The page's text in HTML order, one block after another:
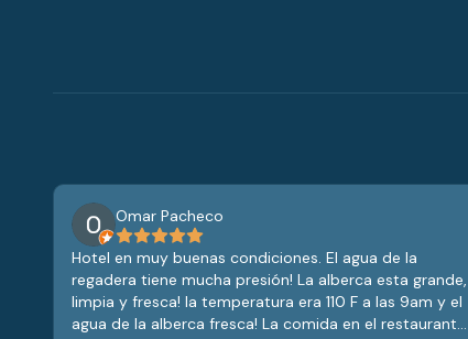
Omar Pacheco
Hotel en muy buenas condiciones. El agua de la
regadera tiene mucha presión! La alberca esta grande,
limpia y fresca! la temperatura era 110 F a las 9am y el
agua de la alberca fresca! La comida en el restaurante